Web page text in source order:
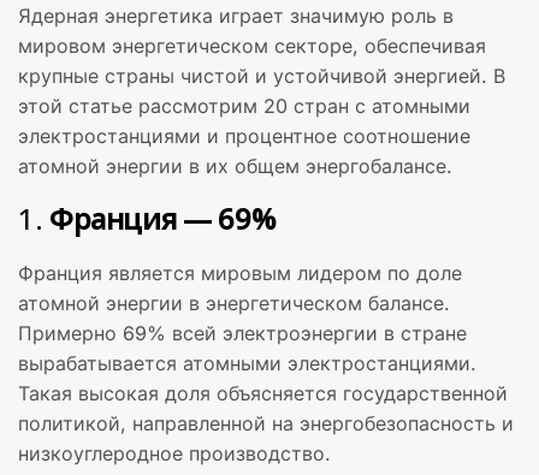
Ядерная энергетика играет значимую роль в
мировом энергетическом секторе, обеспечивая
крупные страны чистой и устойчивой энергией. В
этой статье рассмотрим 20 стран с атомными
электростанциями и процентное соотношение
атомной энергии в их общем энергобалансе.
1. Франция — 69%
Франция является мировым лидером по доле
атомной энергии в энергетическом балансе.
Примерно 69% всей электроэнергии в стране
вырабатывается атомными электростанциями.
Такая высокая доля объясняется государственной
политикой, направленной на энергобезопасность и
низкоуглеродное производство.